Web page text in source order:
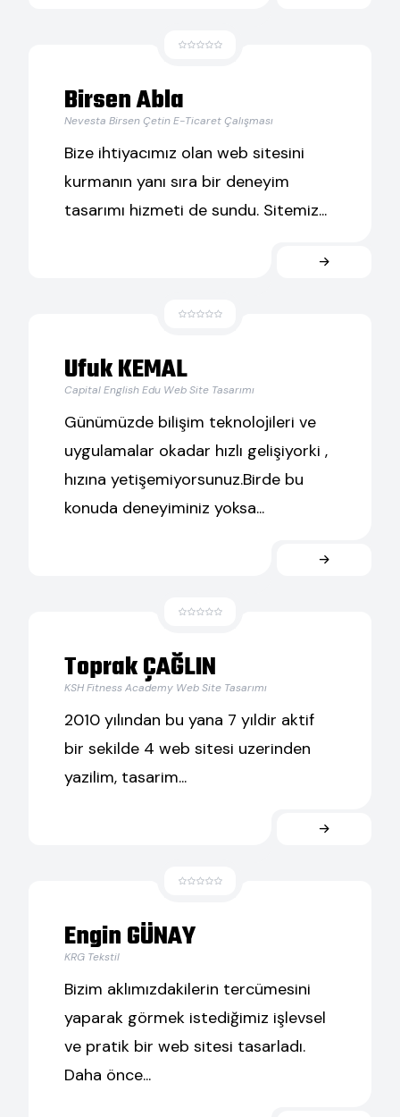
Birsen Abla
Nevesta Birsen Çetin E-Ticaret Çalışması
Bize ihtiyacımız olan web sitesini
kurmanın yanı sıra bir deneyim
tasarımı hizmeti de sundu. Sitemiz...
Ufuk KEMAL
Capital English Edu Web Site Tasarımı
Günümüzde bilişim teknolojileri ve
uygulamalar okadar hızlı gelişiyorki ,
hızına yetişemiyorsunuz.Birde bu
konuda deneyiminiz yoksa...
Toprak ÇAĞLIN
KSH Fitness Academy Web Site Tasarımı
2010 yılından bu yana 7 yıldir aktif
bir sekilde 4 web sitesi uzerinden
yazilim, tasarim...
Engin GÜNAY
KRG Tekstil
Bizim aklımızdakilerin tercümesini
yaparak görmek istediğimiz işlevsel
ve pratik bir web sitesi tasarladı.
Daha önce...